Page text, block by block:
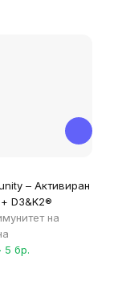
– Активиран
D3&K2®
на
5 бр.